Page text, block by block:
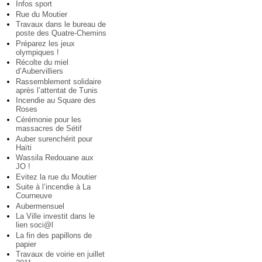
Infos sport
Rue du Moutier
Travaux dans le bureau de
poste des Quatre-Chemins
Préparez les jeux
olympiques !
Récolte du miel
d’Aubervilliers
Rassemblement solidaire
après l’attentat de Tunis
Incendie au Square des
Roses
Cérémonie pour les
massacres de Sétif
Auber surenchérit pour
Haïti
Wassila Redouane aux
JO !
Evitez la rue du Moutier
Suite à l’incendie à La
Courneuve
Aubermensuel
La Ville investit dans le
lien soci@l
La fin des papillons de
papier
Travaux de voirie en juillet